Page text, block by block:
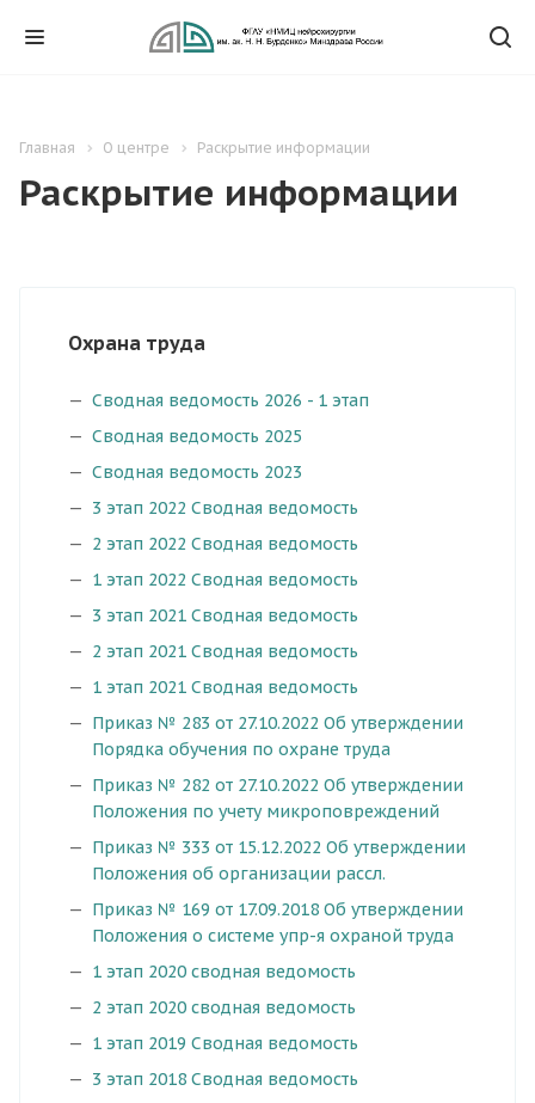
Главная О центре Раскрытие информации
Раскрытие информации
Охрана труда
Сводная ведомость 2026 - 1 этап
Сводная ведомость 2025
Сводная ведомость 2023
3 этап 2022 Сводная ведомость
2 этап 2022 Сводная ведомость
1 этап 2022 Сводная ведомость
3 этап 2021 Сводная ведомость
2 этап 2021 Сводная ведомость
1 этап 2021 Сводная ведомость
Приказ № 283 от 27.10.2022 Об утверждении
Порядка обучения по охране труда
Приказ № 282 от 27.10.2022 Об утверждении
Положения по учету микроповреждений
Приказ № 333 от 15.12.2022 Об утверждении
Положения об организации рассл.
Приказ № 169 от 17.09.2018 Об утверждении
Положения о системе упр-я охраной труда
1 этап 2020 сводная ведомость
2 этап 2020 сводная ведомость
1 этап 2019 Сводная ведомость
3 этап 2018 Сводная ведомость